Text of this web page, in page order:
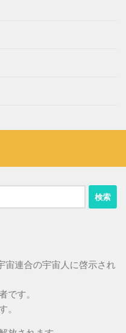
宙連合の宇宙人に啓示され
です。
。